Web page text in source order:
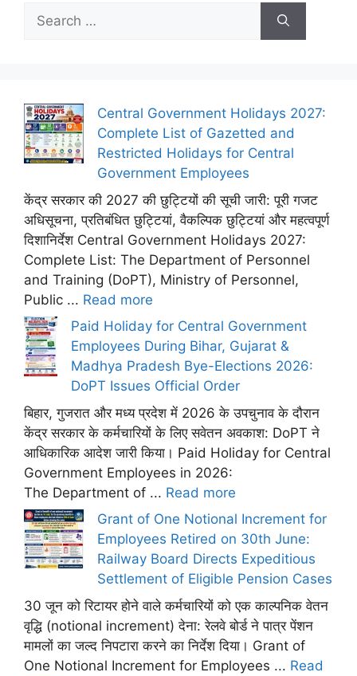
Search
for:
Central Government Holidays 2027:
Complete List of Gazetted and
Restricted Holidays for Central
Government Employees
केंद्र सरकार की 2027 की छुट्टियों की सूची जारी: पूरी गजट
अधिसूचना, प्रतिबंधित छुट्टियां, वैकल्पिक छुट्टियां और महत्वपूर्ण
दिशानिर्देश Central Government Holidays 2027:
Complete List: The Department of Personnel
and Training (DoPT), Ministry of Personnel,
Public ... Read more
Paid Holiday for Central Government
Employees During Bihar, Gujarat &
Madhya Pradesh Bye-Elections 2026:
DoPT Issues Official Order
बिहार, गुजरात और मध्य प्रदेश में 2026 के उपचुनाव के दौरान
केंद्र सरकार के कर्मचारियों के लिए सवेतन अवकाश: DoPT ने
आधिकारिक आदेश जारी किया। Paid Holiday for Central
Government Employees in 2026:
The Department of ... Read more
Grant of One Notional Increment for
Employees Retired on 30th June:
Railway Board Directs Expeditious
Settlement of Eligible Pension Cases
30 जून को रिटायर होने वाले कर्मचारियों को एक काल्पनिक वेतन
वृद्धि (notional increment) देना: रेलवे बोर्ड ने पात्र पेंशन
मामलों का जल्द निपटारा करने का निर्देश दिया। Grant of
One Notional Increment for Employees ... Read